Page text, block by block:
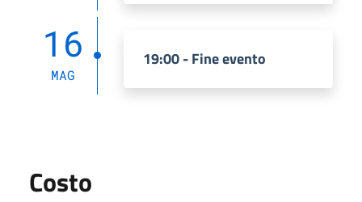
16
MAG
19:00 - Fine evento
Costo